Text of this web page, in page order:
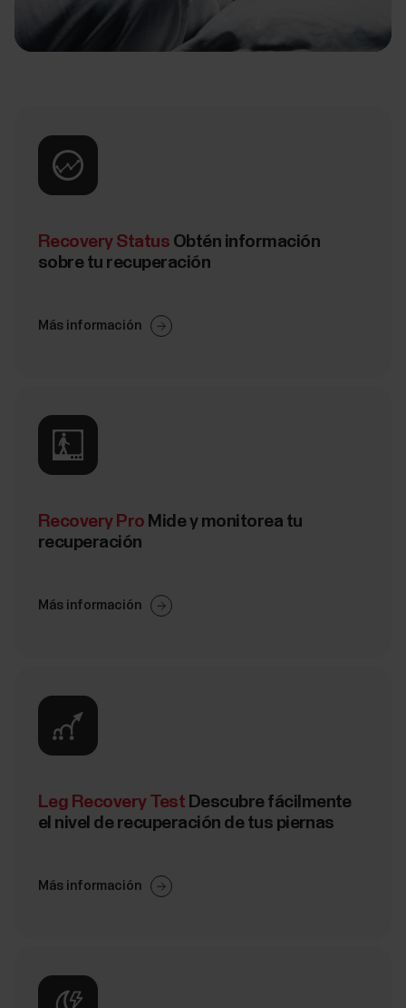
Recovery Status Obtén información
sobre tu recuperación
Más información
Recovery Pro Mide y monitorea tu
recuperación
Más información
Leg Recovery Test Descubre fácilmente
el nivel de recuperación de tus piernas
Más información